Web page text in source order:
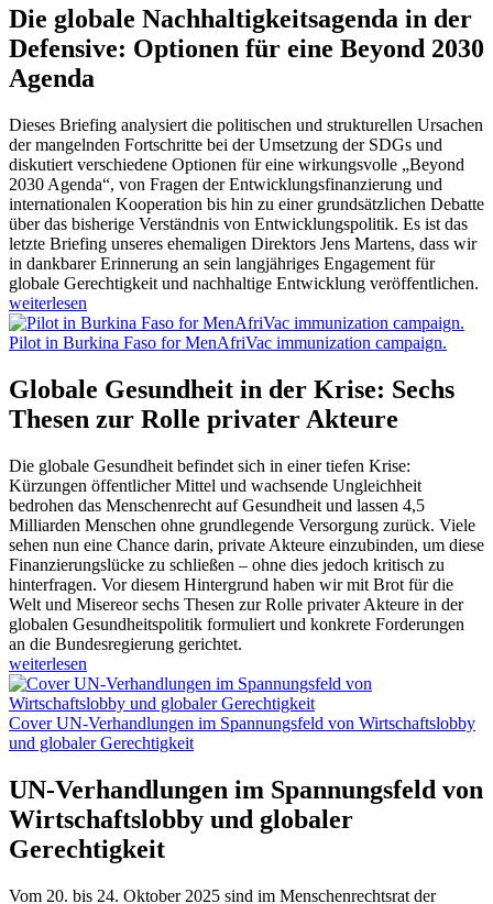
Die globale Nachhaltigkeitsagenda in der
Defensive: Optionen für eine Beyond 2030
Agenda
Dieses Briefing analysiert die politischen und strukturellen Ursachen
der mangelnden Fortschritte bei der Umsetzung der SDGs und
diskutiert verschiedene Optionen für eine wirkungsvolle „Beyond
2030 Agenda“, von Fragen der Entwicklungsfinanzierung und
internationalen Kooperation bis hin zu einer grundsätzlichen Debatte
über das bisherige Verständnis von Entwicklungspolitik. Es ist das
letzte Briefing unseres ehemaligen Direktors Jens Martens, dass wir
in dankbarer Erinnerung an sein langjähriges Engagement für
globale Gerechtigkeit und nachhaltige Entwicklung veröffentlichen.
weiterlesen
Pilot in Burkina Faso for MenAfriVac immunization campaign.
Globale Gesundheit in der Krise: Sechs
Thesen zur Rolle privater Akteure
Die globale Gesundheit befindet sich in einer tiefen Krise:
Kürzungen öffentlicher Mittel und wachsende Ungleichheit
bedrohen das Menschenrecht auf Gesundheit und lassen 4,5
Milliarden Menschen ohne grundlegende Versorgung zurück. Viele
sehen nun eine Chance darin, private Akteure einzubinden, um diese
Finanzierungslücke zu schließen – ohne dies jedoch kritisch zu
hinterfragen. Vor diesem Hintergrund haben wir mit Brot für die
Welt und Misereor sechs Thesen zur Rolle privater Akteure in der
globalen Gesundheitspolitik formuliert und konkrete Forderungen
an die Bundesregierung gerichtet.
weiterlesen
Cover UN-Verhandlungen im Spannungsfeld von Wirtschaftslobby
und globaler Gerechtigkeit
UN-Verhandlungen im Spannungsfeld von
Wirtschaftslobby und globaler
Gerechtigkeit
Vom 20. bis 24. Oktober 2025 sind im Menschenrechtsrat der